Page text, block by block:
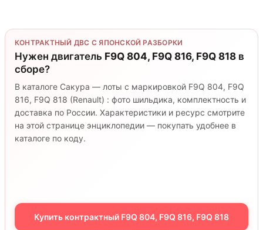
КОНТРАКТНЫЙ ДВС С ЯПОНСКОЙ РАЗБОРКИ
Нужен двигатель F9Q 804, F9Q 816, F9Q 818 в
сборе?
В каталоге Сакура — лоты с маркировкой F9Q 804, F9Q
816, F9Q 818 (Renault) : фото шильдика, комплектность и
доставка по России. Характеристики и ресурс смотрите
на этой странице энциклопедии — покупать удобнее в
каталоге по коду.
Купить контрактный F9Q 804, F9Q 816, F9Q 818